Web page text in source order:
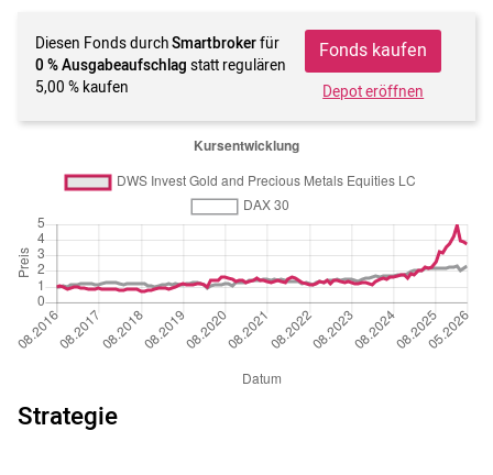
Diesen Fonds durchSmartbrokerfür
0 % Ausgabeaufschlag statt regulären
5,00 % kaufen
Fonds kaufen
Depot eröffnen
Strategie